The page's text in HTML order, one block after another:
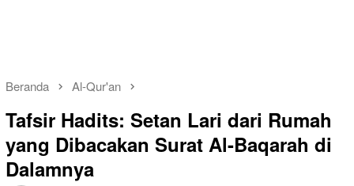
Beranda Al-Qur'an
Tafsir Hadits: Setan Lari dari Rumah
yang Dibacakan Surat Al-Baqarah di
Dalamnya